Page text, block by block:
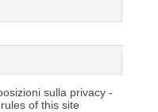
sulla privacy -
of this site